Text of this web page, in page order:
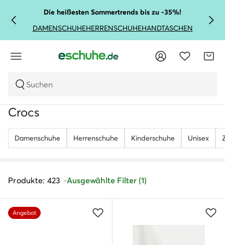
Die heißesten Sommertrends bis zu -35%!
DAMENSCHUHEHERRENSCHUHEHANDTASCHEN
Suchen
Crocs
Damenschuhe Herrenschuhe Kinderschuhe Unisex
Produkte: 423 Ausgewählte Filter (1)
Angebot